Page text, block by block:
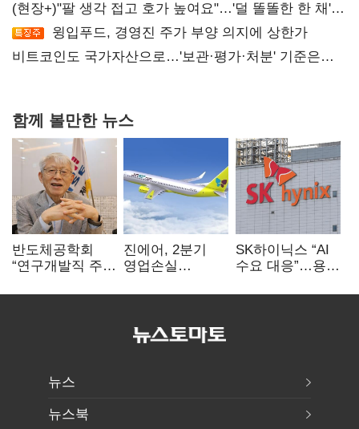
(현장+)"팔 생각 접고 호가 높여요"…'덜 똘똘한 한 채'
20억 키맞추기
윙입푸드, 경영진 주가 부양 의지에 상한가
비트코인도 국가자산으로…'보관·평가·처분' 기준은
함께 볼만한 뉴스
반도체공학회
“연구개발직 주
개선해야”
진에어, 2분기
영업손실
상승 여파
SK하이닉스 “AI
수요 대응”…용인
투자
뉴스
뉴스북